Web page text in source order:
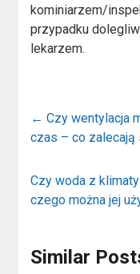
kominiarzem/
przypadku
lekarzem.
← Czy wentylacja
czas – co zalecają
Czy woda z
czego można jej
Similar